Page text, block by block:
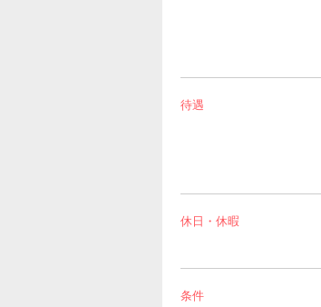
待遇
休日・休暇
条件